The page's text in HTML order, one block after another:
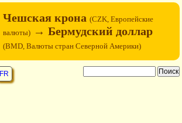
Чешская крона (CZK, Европейские
валюты) → Бермудский доллар
(BMD, Валюты стран Северной Америки)
FR